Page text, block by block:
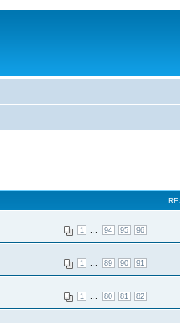
1 94 95 96
1 89 90 91
1 80 81 82